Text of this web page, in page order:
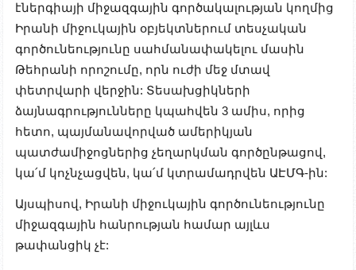
էներգիայի միջազգային գործակալության կողմից
Իրանի միջուկային օբյեկտներում տեսչական
գործունեությունը սահմանափակելու մասին
Թեհրանի որոշումը, որն ուժի մեջ մտավ
փետրվարի վերջին: Տեսախցիկների
ձայնագրությունները կպահվեն 3 ամիս, որից
հետո, պայմանավորված ամերիկյան
պատժամիջոցներից չեղարկման գործընթացով,
կա՛մ կոչնչացվեն, կա՛մ կտրամադրվեն ԱԷՄԳ-ին:
Այսպիսով, Իրանի միջուկային գործունեությունը
միջազգային հանրության համար այլևս
թափանցիկ չէ: